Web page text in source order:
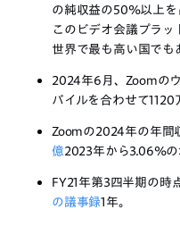
の純収益の50%以上を
このビデオ会議プラ
世界で最も高い国でも
2024年6月、Zoomの
バイルを合わせて1120
Zoomの2024年の年間
億2023年から3.06%の
FY21年第3四半期の時
の議事録1年。